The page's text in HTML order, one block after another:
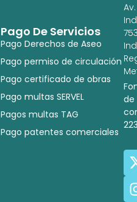
Pago De Servicios
Pago Derechos de Aseo
Pago permiso de circulación
Pago certificado de obras
Pago multas SERVEL
Pagos multas TAG
Pago patentes comerciales
Av.
de